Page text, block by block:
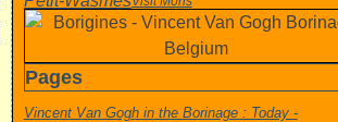
Pages
Vincent Van Gogh in the Borinage : Today -